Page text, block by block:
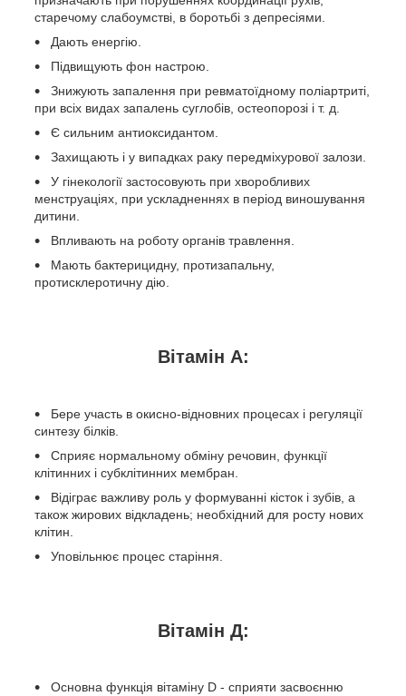
старечому слабоумстві, в боротьбі з депресіями.
Дають енергію.
Підвищують фон настрою.
Знижують запалення при ревматоїдному поліартриті,
при всіх видах запалень суглобів, остеопорозі і т. д.
Є сильним антиоксидантом.
Захищають і у випадках раку передміхурової залози.
У гінекології застосовують при хворобливих
менструаціях, при ускладненнях в період виношування
дитини.
Впливають на роботу органів травлення.
Мають бактерицидну, протизапальну,
протисклеротичну дію.
Вітамін А:
Бере участь в окисно-відновних процесах і регуляції
синтезу білків.
Сприяє нормальному обміну речовин, функції
клітинних і субклітинних мембран.
Відіграє важливу роль у формуванні кісток і зубів, а
також жирових відкладень; необхідний для росту нових
клітин.
Уповільнює процес старіння.
Вітамін Д:
Основна функція вітаміну D - сприяти засвоєнню